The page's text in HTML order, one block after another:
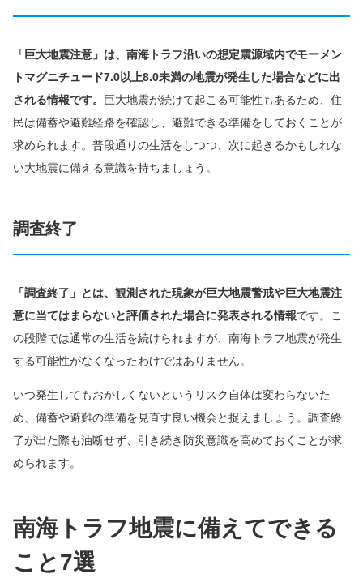
「巨大地震注意」は、南海トラフ沿いの想定震源域内でモーメン
トマグニチュード7.0以上8.0未満の地震が発生した場合などに出
される情報です。 巨大地震が続けて起こる可能性もあるため、住
民は備蓄や避難経路を確認し、避難できる準備をしておくことが
求められます。普段通りの生活をしつつ、次に起きるかもしれな
い大地震に備える意識を持ちましょう。
調査終了
「調査終了」とは、観測された現象が巨大地震警戒や巨大地震注
意に当てはまらないと評価された場合に発表される情報です。こ
の段階では通常の生活を続けられますが、南海トラフ地震が発生
する可能性がなくなったわけではありません。
いつ発生してもおかしくないというリスク自体は変わらないた
め、備蓄や避難の準備を見直す良い機会と捉えましょう。調査終
了が出た際も油断せず、引き続き防災意識を高めておくことが求
められます。
南海トラフ地震に備えてできる
こと7選